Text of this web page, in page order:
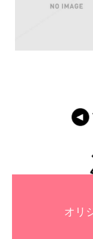
オリ